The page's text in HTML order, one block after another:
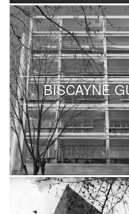
BISCAYNE